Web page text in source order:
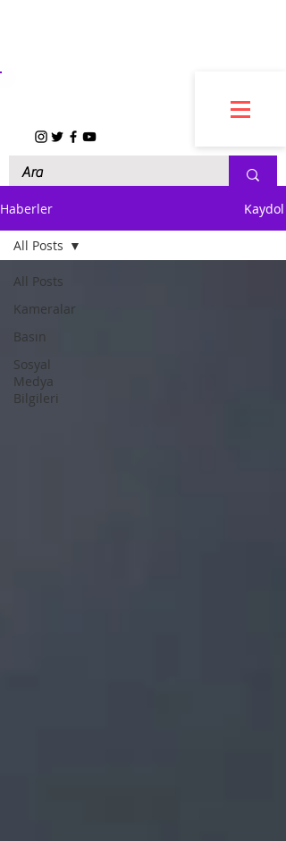
Haberler Kaydol
All Posts
Kameralar
Basın
Sosyal
Medya
Bilgileri
All Posts